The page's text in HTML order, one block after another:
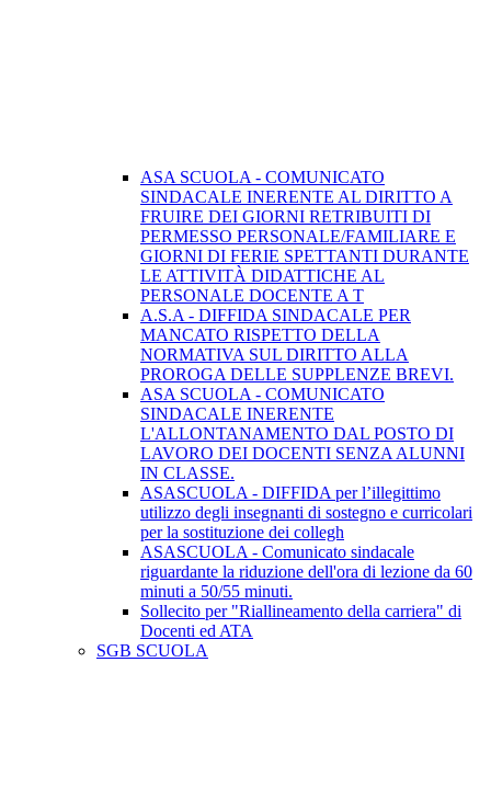
ASA SCUOLA - COMUNICATO
SINDACALE INERENTE AL DIRITTO A
FRUIRE DEI GIORNI RETRIBUITI DI
PERMESSO PERSONALE/FAMILIARE E
GIORNI DI FERIE SPETTANTI DURANTE
LE ATTIVITÀ DIDATTICHE AL
PERSONALE DOCENTE A T
A.S.A - DIFFIDA SINDACALE PER
MANCATO RISPETTO DELLA
NORMATIVA SUL DIRITTO ALLA
PROROGA DELLE SUPPLENZE BREVI.
ASA SCUOLA - COMUNICATO
SINDACALE INERENTE
L'ALLONTANAMENTO DAL POSTO DI
LAVORO DEI DOCENTI SENZA ALUNNI
IN CLASSE.
ASASCUOLA - DIFFIDA per l’illegittimo
utilizzo degli insegnanti di sostegno e curricolari
per la sostituzione dei collegh
ASASCUOLA - Comunicato sindacale
riguardante la riduzione dell'ora di lezione da 60
minuti a 50/55 minuti.
Sollecito per "Riallineamento della carriera" di
Docenti ed ATA
SGB SCUOLA